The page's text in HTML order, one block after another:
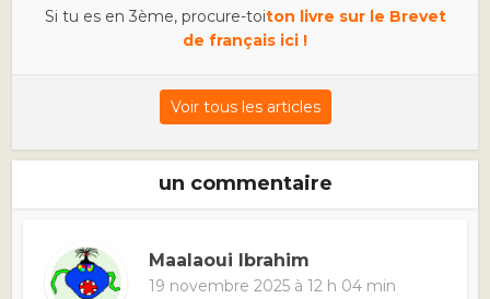
Si tu es en 3ème, procure-toiton livre sur le Brevet
de français ici !
Voir tous les articles
un commentaire
Maalaoui Ibrahim
19 novembre 2025 à 12 h 04 min